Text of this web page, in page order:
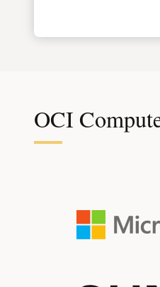
OCI